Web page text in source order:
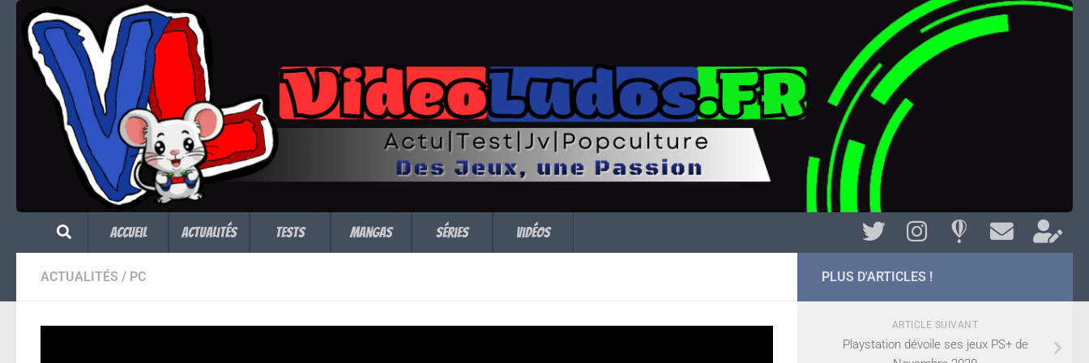
Skip to content
Accueil Actualités Tests Mangas Séries Vidéos
ACTUALITÉS / PC PLUS D'ARTICLES !
ARTICLE SUIVANT
Playstation dévoile ses jeux PS+ de